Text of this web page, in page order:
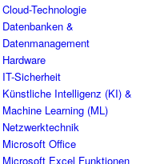
Cloud-Technologie
Datenbanken &
Datenmanagement
Hardware
IT-Sicherheit
Künstliche Intelligenz (KI) &
Machine Learning (ML)
Netzwerktechnik
Microsoft Office
Microsoft Excel Funktionen